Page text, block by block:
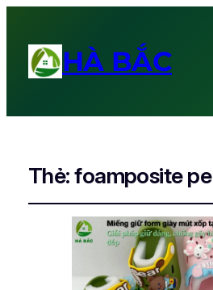
HÀ BẮC
Thẻ:foamposite pe